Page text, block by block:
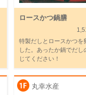
ロースかつ鍋膳
特製だしとロースかつを
した。あったか鍋でだし
じてください！
丸幸水産